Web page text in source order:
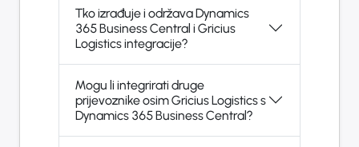
Tko izrađuje i održava Dynamics
365 Business Central i Gricius
Logistics integracije?
Mogu li integrirati druge
prijevoznike osim Gricius Logistics s
Dynamics 365 Business Central?